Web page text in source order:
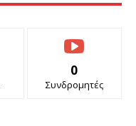
0
Συνδρομητές